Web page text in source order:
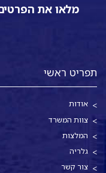
מלאו את
תפריט ראשי
אודות
צוות המשרד
המלצות
גלריה
צור קשר